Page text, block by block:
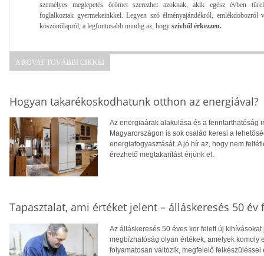
személyes meglepetés örömet szerezhet azoknak, akik egész évben
foglalkoztak gyermekeinkkel. Legyen szó élményajándékról, emlékdobozról
köszönőlapról, a legfontosabb mindig az, hogy szívből érkezzen.
A ROVAT TOVÁBBI CIKKEI
Hogyan takarékoskodhatunk otthon az energiával?
Az energiaárak alakulása és a fenntarthatóság
Magyarországon is sok család keresi a
energiafogyasztását. A jó hír az, hogy nem
érezhető megtakarítást érjünk el.
Tapasztalat, ami értéket jelent – álláskeresés 50 év
Az álláskeresés 50 éves kor felett új
megbízhatóság olyan értékek, amelyek komoly
folyamatosan változik, megfelelő